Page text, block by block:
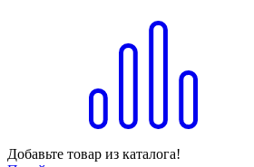
Добавьте товар из каталога!